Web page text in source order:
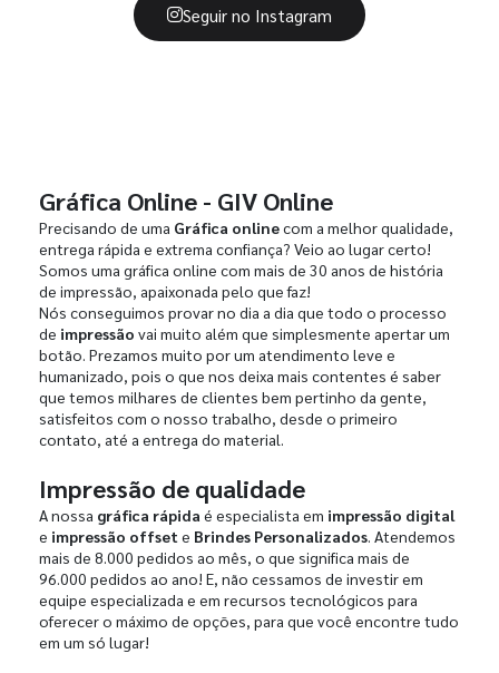
Seguir no Instagram
Gráfica Online - GIV Online
Precisando de uma Gráfica onlinecom a melhor qualidade,
entrega rápida e extrema confiança? Veio ao lugar certo!
Somos uma gráfica online com mais de 30 anos de história
de impressão, apaixonada pelo que faz!
Nós conseguimos provar no dia a dia que todo o processo
de impressão vai muito além que simplesmente apertar um
botão. Prezamos muito por um atendimento leve e
humanizado, pois o que nos deixa mais contentes é saber
que temos milhares de clientes bem pertinho da gente,
satisfeitos com o nosso trabalho, desde o primeiro
contato, até a entrega do material.
Impressão de qualidade
A nossa gráfica rápida é especialista em impressão digital
e impressão offset e Brindes Personalizados. Atendemos
mais de 8.000 pedidos ao mês, o que significa mais de
96.000 pedidos ao ano! E, não cessamos de investir em
equipe especializada e em recursos tecnológicos para
oferecer o máximo de opções, para que você encontre tudo
em um só lugar!